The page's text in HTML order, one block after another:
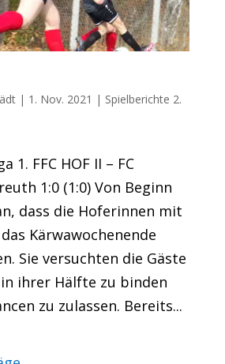
| 1. Nov. 2021 | Spielberichte 2.
1. FFC HOF II – FC
1:0 (1:0) Von Beginn
dass die Hoferinnen mit
Kärwawochenende
Sie versuchten die Gäste
ihrer Hälfte zu binden
zu zulassen. Bereits...